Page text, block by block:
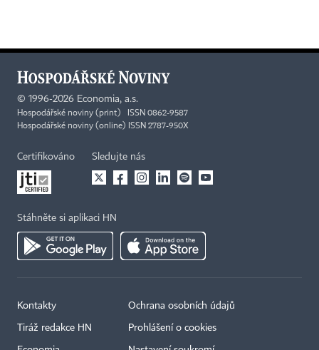
© 1996-2026 Economia, a.s.
Hospodářské noviny (print) ISSN 0862-9587
Hospodářské noviny (online) ISSN 2787-950X
Certifikováno Sledujte nás
Stáhněte si aplikaci HN
Kontakty
Tiráž redakce HN
Ochrana osobních údajů
Prohlášení o cookies